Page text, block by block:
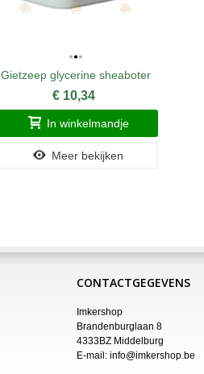
Gietzeep glycerine sheaboter
€ 10,34
In winkelmandje
Meer bekijken
CONTACTGEGEVENS
Imkershop
Brandenburglaan 8
4333BZ Middelburg
E-mail: info@imkershop.be